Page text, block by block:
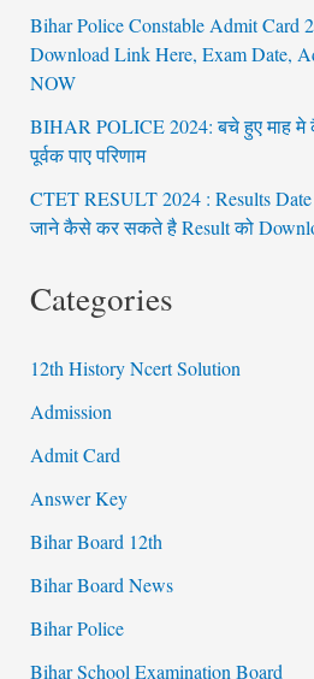
Bihar Police Constable Admit Card
Download Link Here, Exam Date,
NOW
BIHAR POLICE 2024: बचे हुए माह
पूर्वक पाए परिणाम
CTET RESULT 2024 : Results
जाने कैसे कर सकते है Result को
Categories
12th History Ncert Solution
Admission
Admit Card
Answer Key
Bihar Board 12th
Bihar Board News
Bihar Police
Bihar School Examination Board